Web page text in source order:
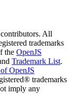
All
trademarks
the OpenJS
Trademark List.
OpenJS
trademarks
imply any